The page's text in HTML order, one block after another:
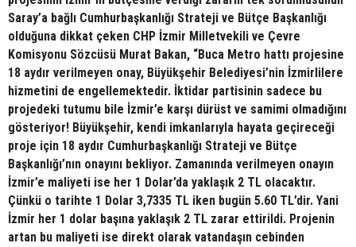
Saray’a bağlı Cumhurbaşkanlığı Strateji ve Bütçe Başkanlığı
olduğuna dikkat çeken CHP İzmir Milletvekili ve Çevre
Komisyonu Sözcüsü Murat Bakan, “Buca Metro hattı projesine
18 aydır verilmeyen onay, Büyükşehir Belediyesi’nin İzmirlilere
hizmetini de engellemektedir. İktidar partisinin sadece bu
projedeki tutumu bile İzmir’e karşı dürüst ve samimi olmadığını
gösteriyor! Büyükşehir, kendi imkanlarıyla hayata geçireceği
proje için 18 aydır Cumhurbaşkanlığı Strateji ve Bütçe
Başkanlığı’nın onayını bekliyor. Zamanında verilmeyen onayın
İzmir’e maliyeti ise her 1 Dolar’da yaklaşık 2 TL olacaktır.
Çünkü o tarihte 1 Dolar 3,7335 TL iken bugün 5.60 TL’dir. Yani
İzmir her 1 dolar başına yaklaşık 2 TL zarar ettirildi. Projenin
artan bu maliyeti ise direkt olarak vatandaşın cebinden